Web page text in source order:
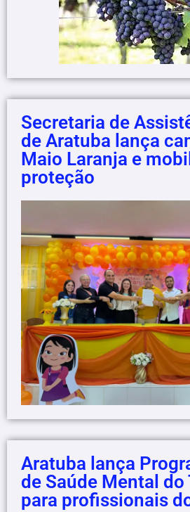
Secretaria de
de Aratuba lança
Maio Laranja e
proteção
Aratuba lança
de Saúde Mental
para profissionais